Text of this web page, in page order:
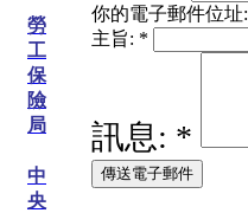
勞
工
保
險
局
中
央
你的電子郵件位址:
主旨: *
訊息: *